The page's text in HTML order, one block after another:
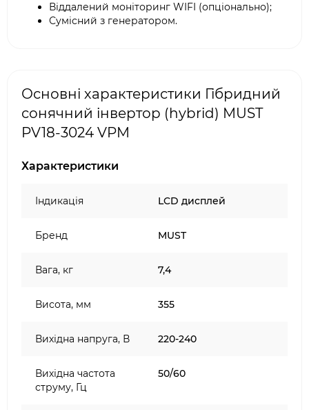
Віддалений моніторинг WIFI (опціонально);
Сумісний з генератором.
Основні характеристики Гібридний
сонячний інвертор (hybrid) MUST
PV18-3024 VPM
Характеристики
Індикація LCD дисплей
Бренд MUST
Вага, кг 7,4
Висота, мм 355
Вихідна напруга, В 220-240
Вихідна частота
струму, Гц
50/60